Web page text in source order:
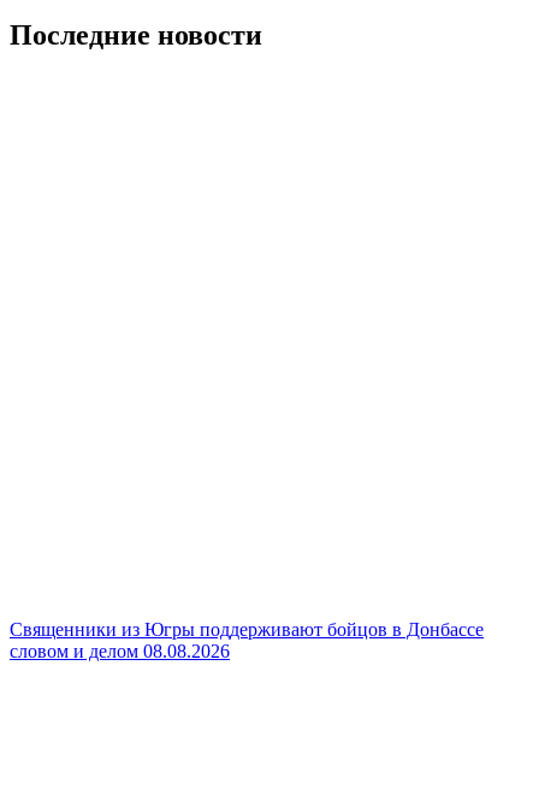
Последние новости
Священники из Югры поддерживают бойцов в Донбассе
словом и делом 08.08.2026